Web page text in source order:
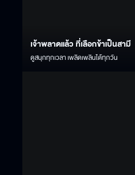
เจ้าพลาดแล้ว ที่เลือกข้าเป็นสามี
ดูสนุกทุกเวลา เพลิดเพลินได้ทุกวัน